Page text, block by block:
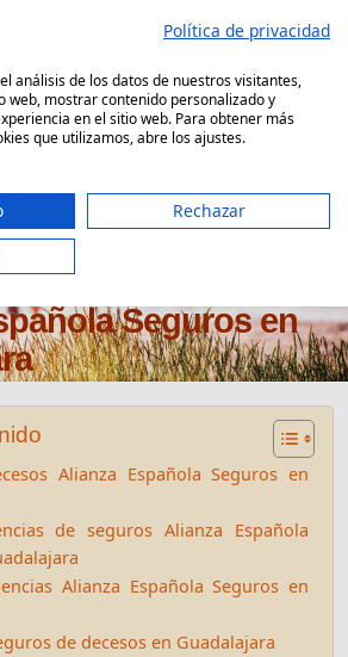
Decesos
de decesos
Seguros en
Alianza Española Seguros en
de seguros Alianza Española
Alianza Española Seguros en
de decesos en Guadalajara
Política de privacidad
análisis de los datos de nuestros visitantes,
web, mostrar contenido personalizado y
en el sitio web. Para obtener más
que utilizamos, abre los ajustes.
Rechazar